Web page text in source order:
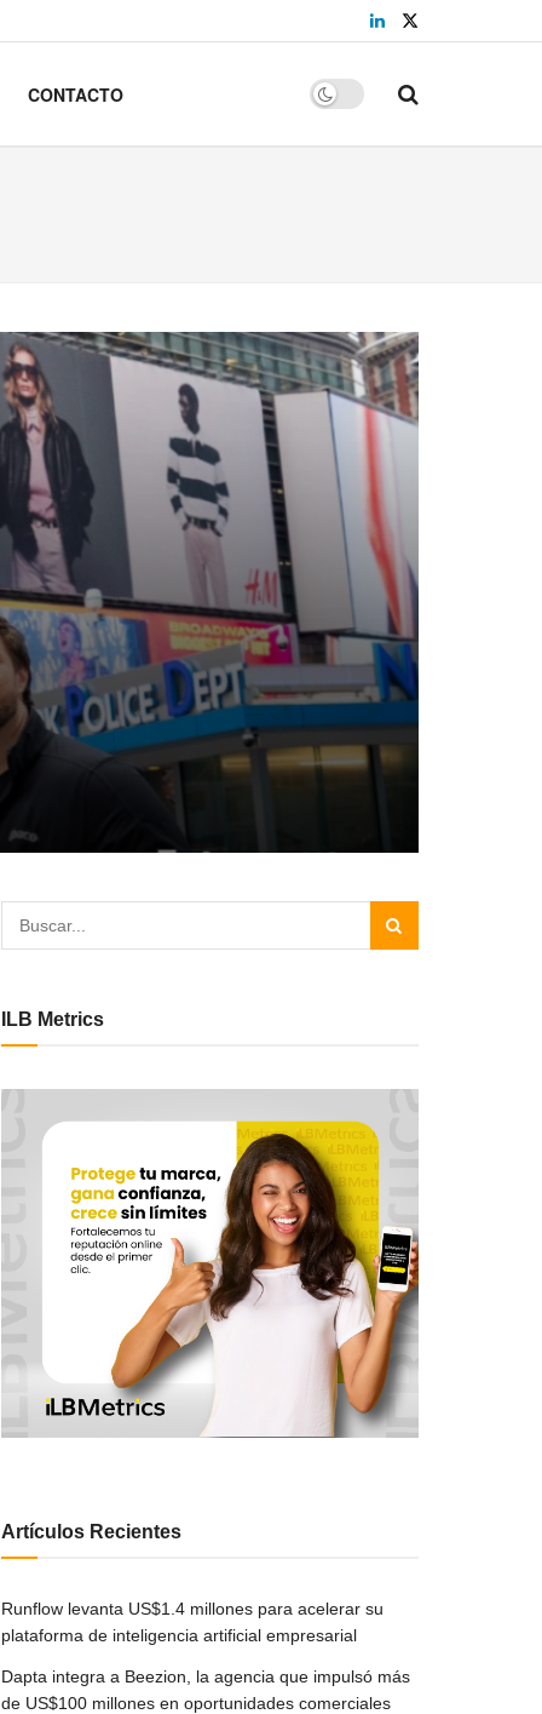
CONTACTO
ILB Metrics
Artículos Recientes
Runflow levanta US$1.4 millones para acelerar su
plataforma de inteligencia artificial empresarial
Dapta integra a Beezion, la agencia que impulsó más
de US$100 millones en oportunidades comerciales